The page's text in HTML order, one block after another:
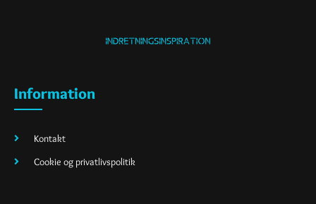
Information
Kontakt
Cookie og privatlivspolitik